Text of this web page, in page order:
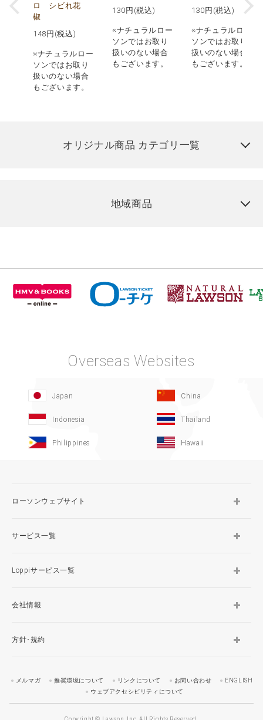
ロ シビれ花
椒
148 円(税込)
※ナチュラルロー
ソンではお取り
扱いのない場合
もございます。
130 円(税込)
※ナチュラルロー
ソンではお取り
扱いのない場合
もございます。
130 円(税込)
※ナチュラルロー
ソンではお取り
扱いのない場合
もございます。
オリジナル商品 カテゴリ一覧
地域商品
Overseas Websites
Japan China
Indonesia Thailand
Philippines Hawaii
ローソンウェブサイト
サービス一覧
Loppiサービス一覧
会社情報
方針･規約
メルマガ 推奨環境について リンクについて お問い合わせ
ENGLISH
ウェブアクセシビリティについて